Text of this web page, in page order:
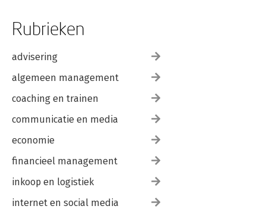
7.4.2 Waardestatement #2
7.4.3 Waardestatement #3
7.4.5 De principes
Over de auteur
Rubrieken
advisering
algemeen management
coaching en trainen
communicatie en media
economie
financieel management
inkoop en logistiek
internet en social media